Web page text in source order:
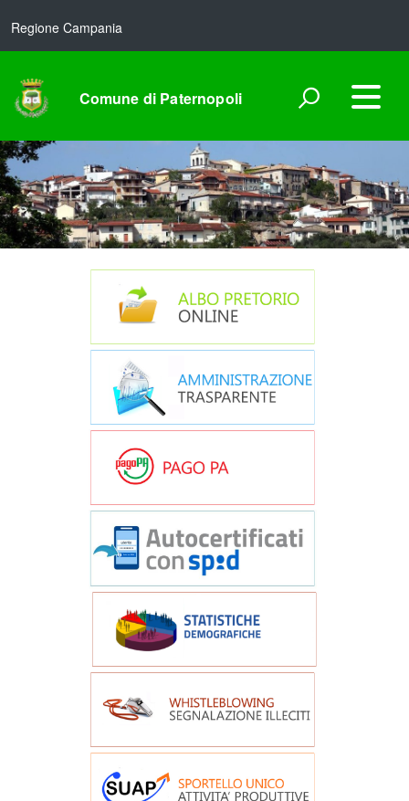
Regione Campania
Comune di Paternopoli